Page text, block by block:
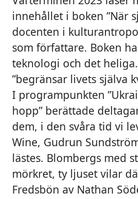
innehållet i boken ”När
docenten i
som författare. Boken
teknologi och det
”begränsar livets själva
I programpunkten
hopp” berättade
dem, i den svåra tid vi
Wine, Gudrun
lästes. Blombergs med
mörkret, ty ljuset vilar
Fredsbön av Nathan